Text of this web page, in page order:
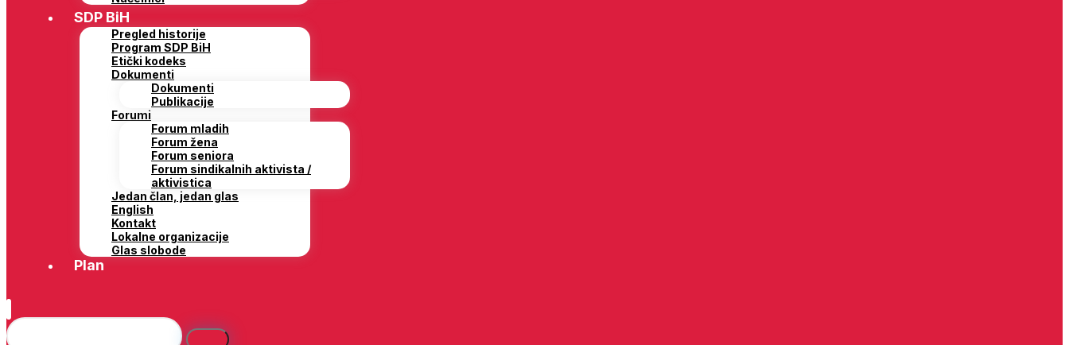
SDP BiH
Pregled historije
Program SDP BiH
Etički kodeks
Dokumenti
Dokumenti
Publikacije
Forumi
Forum mladih
Forum žena
Forum seniora
Forum sindikalnih aktivista /
aktivistica
Jedan član, jedan glas
English
Kontakt
Lokalne organizacije
Glas slobode
Plan